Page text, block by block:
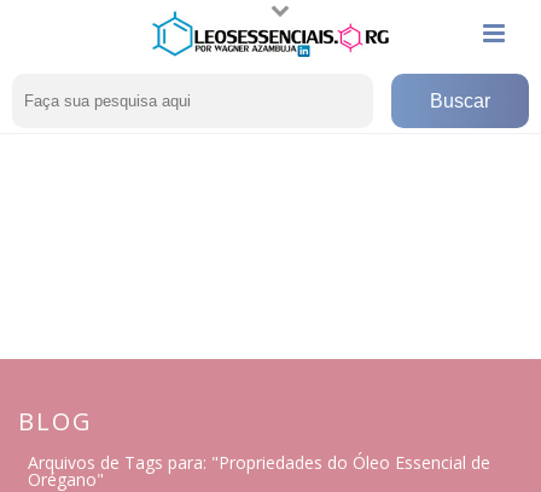
BLOG
Arquivos de Tags para: "Propriedades do Óleo Essencial de
Orégano"